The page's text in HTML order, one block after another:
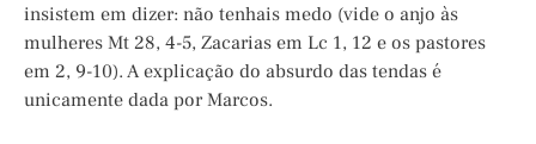
insistem em dizer: não tenhais medo (vide o anjo às
mulheres Mt 28, 4-5, Zacarias em Lc 1, 12 e os pastores
em 2, 9-10). A explicação do absurdo das tendas é
unicamente dada por Marcos.